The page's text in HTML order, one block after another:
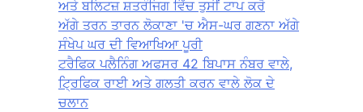
ਅਤੇ ਬਲਿਟਜ਼ ਸ਼ਤਰੰਜਿਗ ਵਿੱਚ ਤੁਸੀਂ ਟਾਪ ਕਰੋ
ਅੱਗੇ ਤਰਨ ਤਾਰਨ ਲੋਕਾਣਾ 'ਚ ਐਸ-ਘਰ ਗਣਨਾ ਅੱਗੇ
ਸੰਖੇਪ ਘਰ ਦੀ ਵਿਆਖਿਆ ਪੂਰੀ
ਟਰੈਫਿਕ ਪਲੈਨਿੰਗ ਅਫਸਰ 42 ਬਿਪਾਸ ਨੰਬਰ ਵਾਲੇ,
ਟ੍ਰਿਫਿਕ ਰਾਈ ਅਤੇ ਗਲਤੀ ਕਰਨ ਵਾਲੇ ਲੋਕ ਦੇ
ਚਲਾਨ